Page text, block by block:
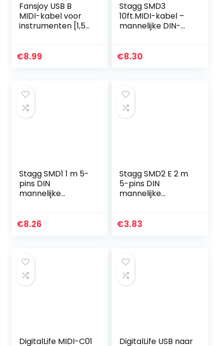
Fansjoy USB B
MIDI-kabel voor
instrumenten [1,5
MIDI kabel USB,
€8.99
Stagg SMD3
10ft.MIDI-kabel –
mannelijke DIN-
metaal, 3m
€8.30
Stagg SMD1 1 m 5-
pins DIN
mannelijke
€8.26
Stagg SMD2 E 2 m
5-pins DIN
mannelijke
€3.83
DigitalLife MIDI-C01
DigitalLife USB naar